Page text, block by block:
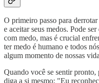
O primeiro passo para
e aceitar seus medos. Pode
com medo, mas é crucial
ter medo é humano e todos
algum momento de nossas
Quando você se sentir
diga a si mesmo: "Eu